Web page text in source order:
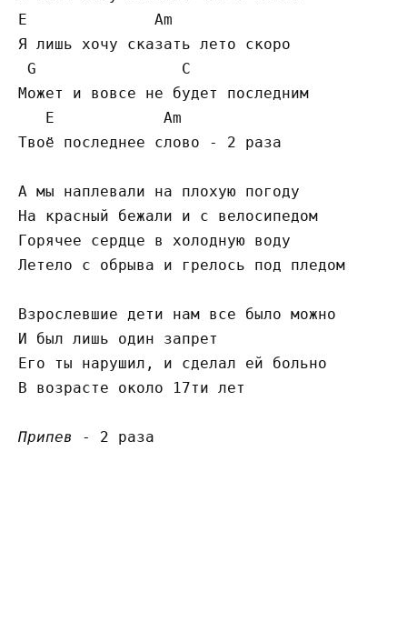
E
Am
Я лишь хочу сказать лето скоро
G
C
Может и вовсе не будет последним
E
Am
Твоё последнее слово - 2 раза
А мы наплевали на плохую погоду
На красный бежали и с велосипедом
Горячее сердце в холодную воду
Летело с обрыва и грелось под пледом
Взрослевшие дети нам все было можно
И был лишь один запрет
Его ты нарушил, и сделал ей больно
В возрасте около 17ти лет
Припев - 2 раза